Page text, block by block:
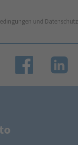
und Datenschutz